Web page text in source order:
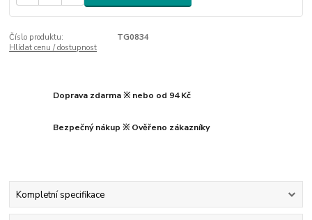
Číslo produktu:
TG0834
Hlídat cenu / dostupnost
Doprava zdarma ※ nebo od 94 Kč
Bezpečný nákup ※ Ověřeno zákazníky
Kompletní specifikace